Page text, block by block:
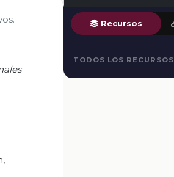
Recursos
TODOS LOS RECURSOS